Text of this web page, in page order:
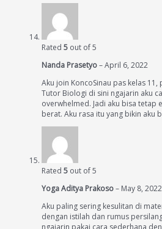
Rated 5 out of 5
Nanda Prasetyo–April 6, 2022
Aku join KoncoSinau pas kelas
Tutor Biologi di sini ngajarin aku
overwhelmed. Jadi aku bisa tetap
berat. Aku rasa itu yang bikin aku
Rated 5 out of 5
Yoga Aditya Prakoso– May 8, 2022
Aku paling sering kesulitan di
dengan istilah dan rumus